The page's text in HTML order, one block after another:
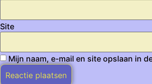
Site
Mijn naam, e-mail en site opslaan in